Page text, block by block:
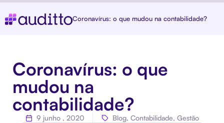
Coronavírus: o que mudou na contabilidade?
Coronavírus: o que
mudou na
contabilidade?
9 junho , 2020 Blog, Contabilidade, Gestão